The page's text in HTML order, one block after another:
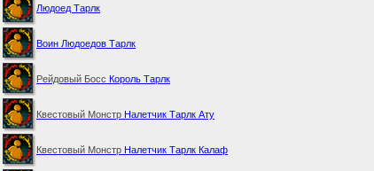
Людоед Тарлк
Воин Людоедов Тарлк
Рейдовый Босс Король Тарлк
Квестовый Монстр Налетчик Тарлк Ату
Квестовый Монстр Налетчик Тарлк Калаф